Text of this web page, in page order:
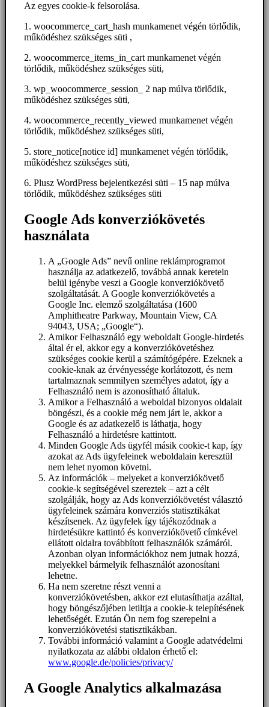
Az egyes cookie-k felsorolása.
1. woocommerce_cart_hash munkamenet végén törlődik,
működéshez szükséges süti ,
2. woocommerce_items_in_cart munkamenet végén
törlődik, működéshez szükséges süti,
3. wp_woocommerce_session_ 2 nap múlva törlődik,
működéshez szükséges süti,
4. woocommerce_recently_viewed munkamenet végén
törlődik, működéshez szükséges süti,
5. store_notice[notice id] munkamenet végén törlődik,
működéshez szükséges süti,
6. Plusz WordPress bejelentkezési süti – 15 nap múlva
törlődik, működéshez szükséges süti
Google Ads konverziókövetés
használata
A „Google Ads” nevű online reklámprogramot
használja az adatkezelő, továbbá annak keretein
belül igénybe veszi a Google konverziókövető
szolgáltatását. A Google konverziókövetés a
Google Inc. elemző szolgáltatása (1600
Amphitheatre Parkway, Mountain View, CA
94043, USA; „Google“).
Amikor Felhasználó egy weboldalt Google-hirdetés
által ér el, akkor egy a konverziókövetéshez
szükséges cookie kerül a számítógépére. Ezeknek a
cookie-knak az érvényessége korlátozott, és nem
tartalmaznak semmilyen személyes adatot, így a
Felhasználó nem is azonosítható általuk.
Amikor a Felhasználó a weboldal bizonyos oldalait
böngészi, és a cookie még nem járt le, akkor a
Google és az adatkezelő is láthatja, hogy
Felhasználó a hirdetésre kattintott.
Minden Google Ads ügyfél másik cookie-t kap, így
azokat az Ads ügyfeleinek weboldalain keresztül
nem lehet nyomon követni.
Az információk – melyeket a konverziókövető
cookie-k segítségével szereztek – azt a célt
szolgálják, hogy az Ads konverziókövetést választó
ügyfeleinek számára konverziós statisztikákat
készítsenek. Az ügyfelek így tájékozódnak a
hirdetésükre kattintó és konverziókövető címkével
ellátott oldalra továbbított felhasználók számáról.
Azonban olyan információkhoz nem jutnak hozzá,
melyekkel bármelyik felhasználót azonosítani
lehetne.
Ha nem szeretne részt venni a
konverziókövetésben, akkor ezt elutasíthatja azáltal,
hogy böngészőjében letiltja a cookie-k telepítésének
lehetőségét. Ezután Ön nem fog szerepelni a
konverziókövetési statisztikákban.
További információ valamint a Google adatvédelmi
nyilatkozata az alábbi oldalon érhető el:
www.google.de/policies/privacy/
A Google Analytics alkalmazása